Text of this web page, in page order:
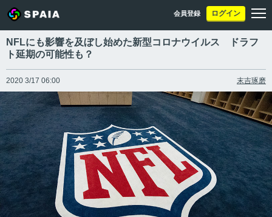
会員登録 ログイン
NFLにも影響を及ぼし始めた新型コロナウイルス ドラフ
ト延期の可能性も？
2020 3/17 06:00 末吉琢磨